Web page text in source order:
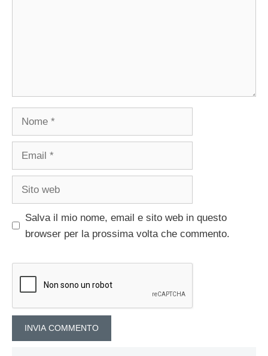
Nome
Email
Sito
Salva il mio nome, email e sito web in questo
browser per la prossima volta che commento.